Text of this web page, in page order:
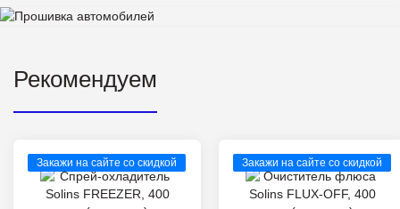
Рекомендуем
Закажи на сайте со скидкой Закажи на сайте со скидкой